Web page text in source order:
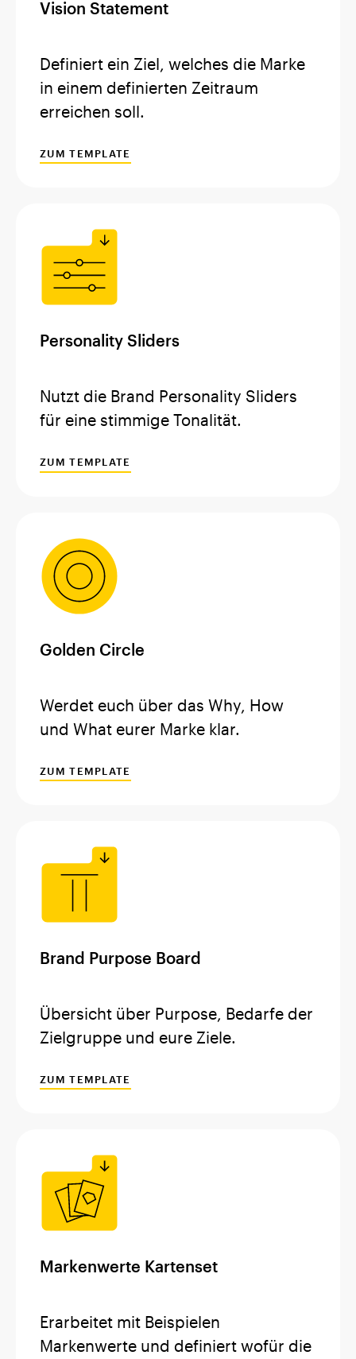
Vision Statement
Definiert ein Ziel, welches die Marke
in einem definierten Zeitraum
erreichen soll.
ZUM TEMPLATE
Personality Sliders
Nutzt die Brand Personality Sliders
für eine stimmige Tonalität.
ZUM TEMPLATE
Golden Circle
Werdet euch über das Why, How
und What eurer Marke klar.
ZUM TEMPLATE
Brand Purpose Board
Übersicht über Purpose, Bedarfe der
Zielgruppe und eure Ziele.
ZUM TEMPLATE
Markenwerte Kartenset
Erarbeitet mit Beispielen
Markenwerte und definiert wofür die